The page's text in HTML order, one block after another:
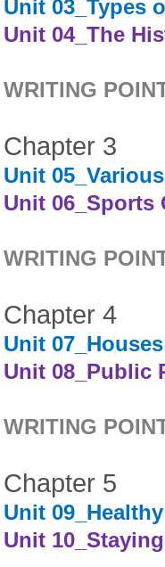
Unit 03_Types
Unit 04_The
WRITING
Chapter 3
Unit
Unit 06_Sports
WRITING
Chapter 4
Unit 07_Houses
Unit 08_Public
WRITING
Chapter 5
Unit
Unit